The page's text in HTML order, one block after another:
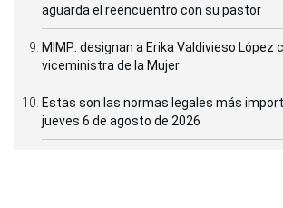
aguarda el reencuentro con su pastor
MIMP: designan a Erika Valdivieso López
viceministra de la Mujer
Estas son las normas legales más
jueves 6 de agosto de 2026